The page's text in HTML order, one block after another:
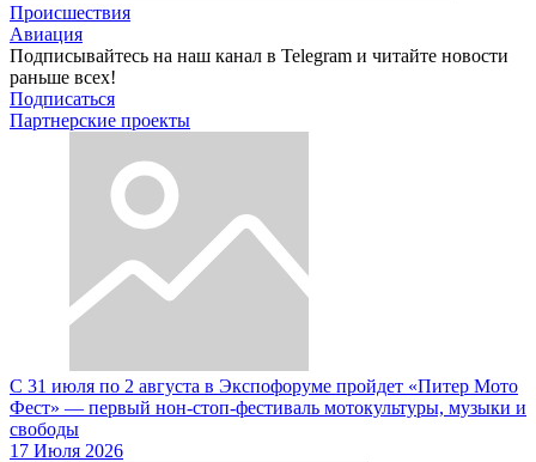
Происшествия
Авиация
Подписывайтесь на наш канал в Telegram и читайте новости
раньше всех!
Подписаться
Партнерские проекты
С 31 июля по 2 августа в Экспофоруме пройдет «Питер Мото
Фест» — первый нон-стоп-фестиваль мотокультуры, музыки и
свободы
17 Июля 2026